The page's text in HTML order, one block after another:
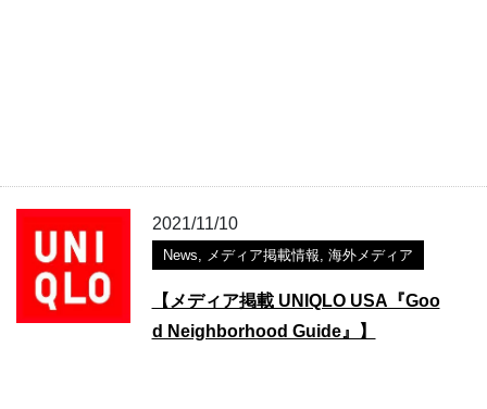
2021/11/10
News, メディア掲載情報, 海外メディア
【メディア掲載 UNIQLO USA『Goo
d Neighborhood Guide』】